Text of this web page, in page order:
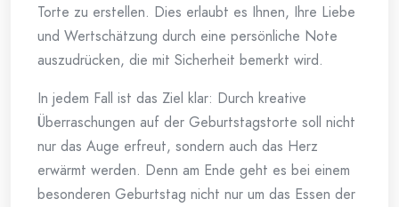
Torte zu erstellen. Dies erlaubt es Ihnen, Ihre Liebe
und Wertschätzung durch eine persönliche Note
auszudrücken, die mit Sicherheit bemerkt wird.
In jedem Fall ist das Ziel klar: Durch kreative
Überraschungen auf der Geburtstagstorte soll nicht
nur das Auge erfreut, sondern auch das Herz
erwärmt werden. Denn am Ende geht es bei einem
besonderen Geburtstag nicht nur um das Essen der